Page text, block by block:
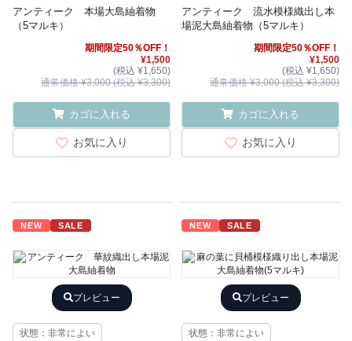
アンティーク 本場大島紬着物
（5マルキ）
期間限定50％OFF！
¥1,500
(税込 ¥1,650)
通常価格 ¥3,000 (税込 ¥3,300)
カゴに入れる
お気に入り
アンティーク 流水模様織出し本
場泥大島紬着物（5マルキ）
期間限定50％OFF！
¥1,500
(税込 ¥1,650)
通常価格 ¥3,000 (税込 ¥3,300)
カゴに入れる
お気に入り
NEW SALE
プレビュー
状態：非常によい
NEW SALE
プレビュー
状態：非常によい